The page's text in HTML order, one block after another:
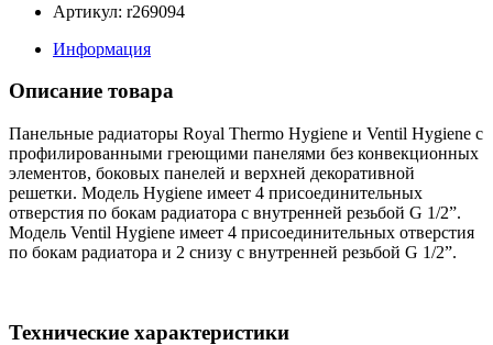
Артикул: r269094
Информация
Описание товара
Панельные радиаторы Royal Thermo Hygiene и Ventil Hygiene с
профилированными греющими панелями без конвекционных
элементов, боковых панелей и верхней декоративной
решетки. Модель Hygiene имеет 4 присоединительных
отверстия по бокам радиатора с внутренней резьбой G 1/2”.
Модель Ventil Hygiene имеет 4 присоединительных отверстия
по бокам радиатора и 2 снизу с внутренней резьбой G 1/2”.
Технические характеристики